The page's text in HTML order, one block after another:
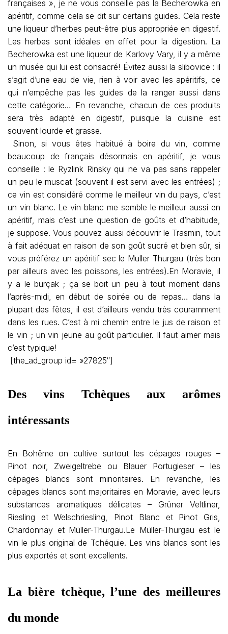
françaises », je ne vous conseille pas la Becherowka en
apéritif, comme cela se dit sur certains guides. Cela reste
une liqueur d’herbes peut-être plus appropriée en digestif.
Les herbes sont idéales en effet pour la digestion. La
Becherowka est une liqueur de Karlovy Vary, il y a même
un musée qui lui est consacré! Évitez aussi la slibovice : il
s’agit d’une eau de vie, rien à voir avec les apéritifs, ce
qui n’empêche pas les guides de la ranger aussi dans
cette catégorie… En revanche, chacun de ces produits
sera très adapté en digestif, puisque la cuisine est
souvent lourde et grasse.
Sinon, si vous êtes habitué à boire du vin, comme
beaucoup de français désormais en apéritif, je vous
conseille : le Ryzlink Rinsky qui ne va pas sans rappeler
un peu le muscat (souvent il est servi avec les entrées) ;
ce vin est considéré comme le meilleur vin du pays, c’est
un vin blanc. Le vin blanc me semble le meilleur aussi en
apéritif, mais c’est une question de goûts et d’habitude,
je suppose. Vous pouvez aussi découvrir le Trasmin, tout
à fait adéquat en raison de son goût sucré et bien sûr, si
vous préférez un apéritif sec le Muller Thurgau (très bon
par ailleurs avec les poissons, les entrées).En Moravie, il
y a le burçak ; ça se boit un peu à tout moment dans
l’après-midi, en début de soirée ou de repas… dans la
plupart des fêtes, il est d’ailleurs vendu très couramment
dans les rues. C’est à mi chemin entre le jus de raison et
le vin ; un vin jeune au goût particulier. Il faut aimer mais
c’est typique!
[the_ad_group id= »27825″]
Des vins Tchèques aux arômes
intéressants
En Bohême on cultive surtout les cépages rouges –
Pinot noir, Zweigeltrebe ou Blauer Portugieser – les
cépages blancs sont minoritaires. En revanche, les
cépages blancs sont majoritaires en Moravie, avec leurs
substances aromatiques délicates – Grüner Veltliner,
Riesling et Welschriesling, Pinot Blanc et Pinot Gris,
Chardonnay et Müller-Thurgau.Le Müller-Thurgau est le
vin le plus original de Tchéquie. Les vins blancs sont les
plus exportés et sont excellents.
La bière tchèque, l’une des meilleures
du monde